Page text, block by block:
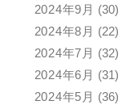
2024年9月 (30)
2024年8月 (22)
2024年7月 (32)
2024年6月 (31)
2024年5月 (36)